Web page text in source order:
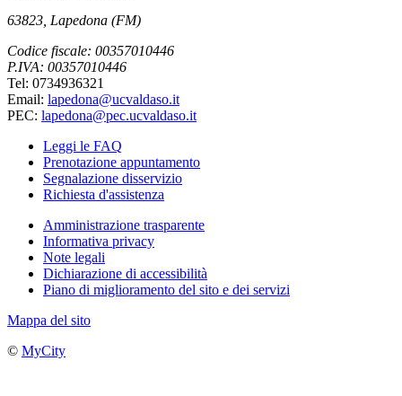
63823, Lapedona (FM)
Codice fiscale: 00357010446
P.IVA: 00357010446
Tel: 0734936321
Email: lapedona@ucvaldaso.it
PEC: lapedona@pec.ucvaldaso.it
Leggi le FAQ
Prenotazione appuntamento
Segnalazione disservizio
Richiesta d'assistenza
Amministrazione trasparente
Informativa privacy
Note legali
Dichiarazione di accessibilità
Piano di miglioramento del sito e dei servizi
Mappa del sito
© MyCity